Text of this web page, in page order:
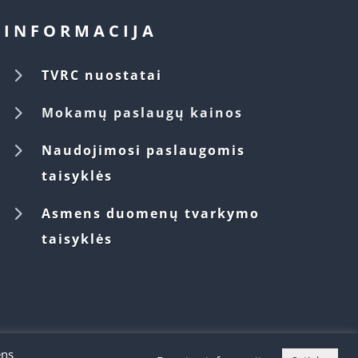
INFORMACIJA
5 TVRC nuostatai
5 Mokamų paslaugų kainos
5
Naudojimosi paslaugomis
taisyklės
5
Asmens duomenų tvarkymo
taisyklės